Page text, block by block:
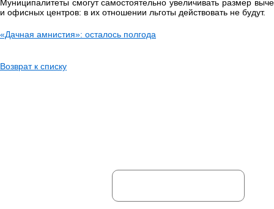
Муниципалитеты смогут самостоятельно увеличивать размер
и офисных центров: в их отношении льготы действовать не будут.
«Дачная амнистия»: осталось полгода
Возврат к списку